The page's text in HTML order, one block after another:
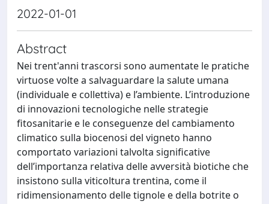
2022-01-01
Abstract
Nei trent'anni trascorsi sono aumentate le pratiche
virtuose volte a salvaguardare la salute umana
(individuale e collettiva) e l’ambiente. L’introduzione
di innovazioni tecnologiche nelle strategie
fitosanitarie e le conseguenze del cambiamento
climatico sulla biocenosi del vigneto hanno
comportato variazioni talvolta significative
dell’importanza relativa delle avversità biotiche che
insistono sulla viticoltura trentina, come il
ridimensionamento delle tignole e della botrite o